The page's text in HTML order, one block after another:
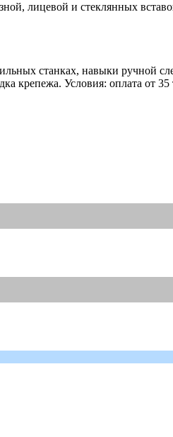
лицевой и стеклянных
станках, навыки ручной
крепежа. Условия: оплата от 35